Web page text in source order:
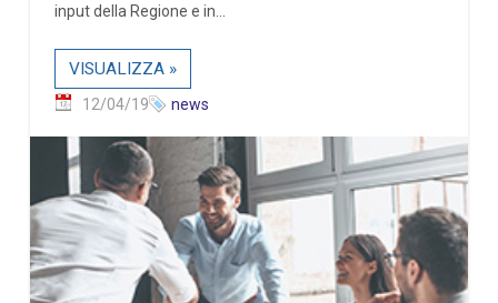
input della Regione e in...
VISUALIZZA »
12/04/19 news